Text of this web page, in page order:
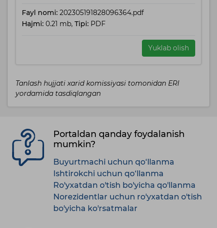
Fayl nomi: 202305191828096364.pdf
Hajmi: 0.21 mb, Tipi: PDF
Yuklab olish
Tanlash hujjati xarid komissiyasi tomonidan ERI
yordamida tasdiqlangan
Portaldan qanday foydalanish
mumkin?
Buyurtmachi uchun qo‘llanma
Ishtirokchi uchun qo‘llanma
Ro'yxatdan o'tish bo'yicha qo'llanma
Norezidentlar uchun ro'yxatdan o'tish
bo'yicha ko'rsatmalar